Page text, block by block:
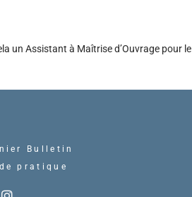
un Assistant à Maîtrise d’Ouvrage pour
Bulletin
pratique